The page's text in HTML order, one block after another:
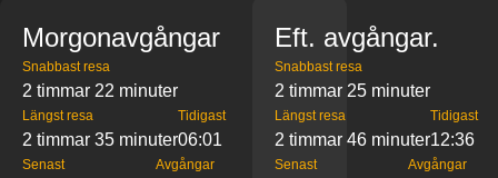
Morgonavgångar
Snabbast resa
2 timmar 22 minuter
Längst resa
2 timmar 35 minuter
Tidigast
06:01
Senast Avgångar
Eft. avgångar.
Snabbast resa
2 timmar 25 minuter
Längst resa
2 timmar 46 minuter
Tidigast
12:36
Senast Avgångar